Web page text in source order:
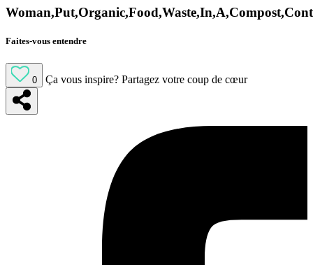
Faites-vous entendre
0 Ça vous inspire? Partagez votre coup de cœur